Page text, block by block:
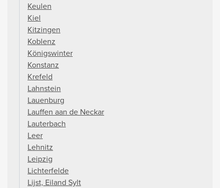
Keulen
Kiel
Kitzingen
Koblenz
Königswinter
Konstanz
Krefeld
Lahnstein
Lauenburg
Lauffen aan de Neckar
Lauterbach
Leer
Lehnitz
Leipzig
Lichterfelde
Lijst, Eiland Sylt